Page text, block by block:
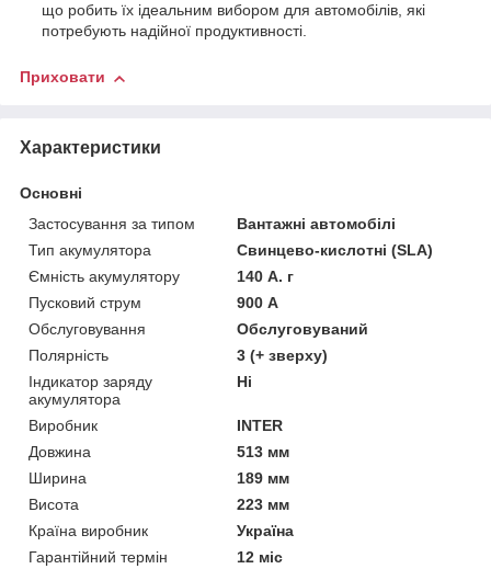
що робить їх ідеальним вибором для автомобілів, які
потребують надійної продуктивності.
Приховати
Характеристики
Основні
Застосування за типом
Вантажні автомобілі
Тип акумулятора
Свинцево-кислотні (SLA)
Ємність акумулятору
140 А. г
Пусковий струм
900 А
Обслуговування
Обслуговуваний
Полярність
3 (+ зверху)
Індикатор заряду
акумулятора
Ні
Виробник
INTER
Довжина
513 мм
Ширина
189 мм
Висота
223 мм
Країна виробник
Україна
Гарантійний термін
12 міс